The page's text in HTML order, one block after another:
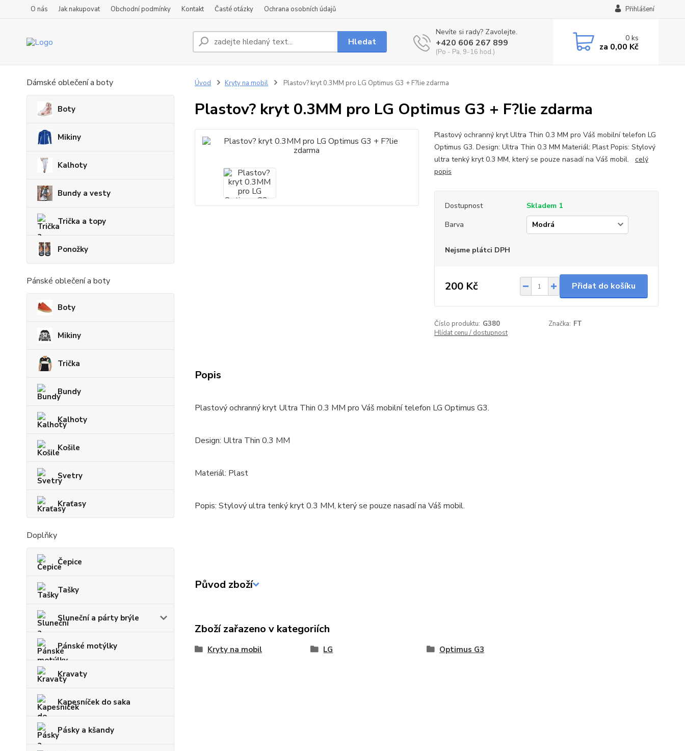
O nás Jak nakupovat Obchodní podmínky Kontakt Časté otázky Ochrana osobních údajů Přihlášení
Hledat
Nevíte si rady? Zavolejte.
+420 606 267 899
(Po - Pa, 9-16 hod.)
0ks
za 0,00 Kč
Dámské oblečení a boty
Boty
Mikiny
Kalhoty
Bundy a vesty
Trička a topy
Ponožky
Pánské oblečení a boty
Boty
Mikiny
Trička
Bundy
Kalhoty
Košile
Svetry
Kraťasy
Doplňky
Čepice
Tašky
Sluneční a párty brýle
Pánské motýlky
Kravaty
Kapesníček do saka
Pásky a kšandy
Úvod Kryty na mobil Plastov? kryt 0.3MM pro LG Optimus G3 + F?lie zdarma
Plastov? kryt 0.3MM pro LG Optimus G3 + F?lie zdarma
Plastový ochranný kryt Ultra Thin 0.3 MM pro Váš mobilní telefon LG
Optimus G3. Design: Ultra Thin 0.3 MM Materiál: Plast Popis: Stylový
ultra tenký kryt 0.3 MM, který se pouze nasadí na Váš mobil. celý
popis
Dostupnost
Skladem 1
Barva
Nejsme plátci DPH
200 Kč Přidat do košíku
Číslo produktu: G380 Značka: FT
Hlídat cenu / dostupnost
Popis
Plastový ochranný kryt Ultra Thin 0.3 MM pro Váš mobilní telefon LG Optimus G3.
Design: Ultra Thin 0.3 MM
Materiál: Plast
Popis: Stylový ultra tenký kryt 0.3 MM, který se pouze nasadí na Váš mobil.
Původ zboží
Zboží zařazeno v kategoriích
Kryty na mobil LG Optimus G3